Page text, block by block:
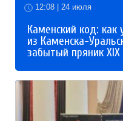
12:08 | 24 июля
Каменский код: как
из Каменска-
забытый пряник XIX